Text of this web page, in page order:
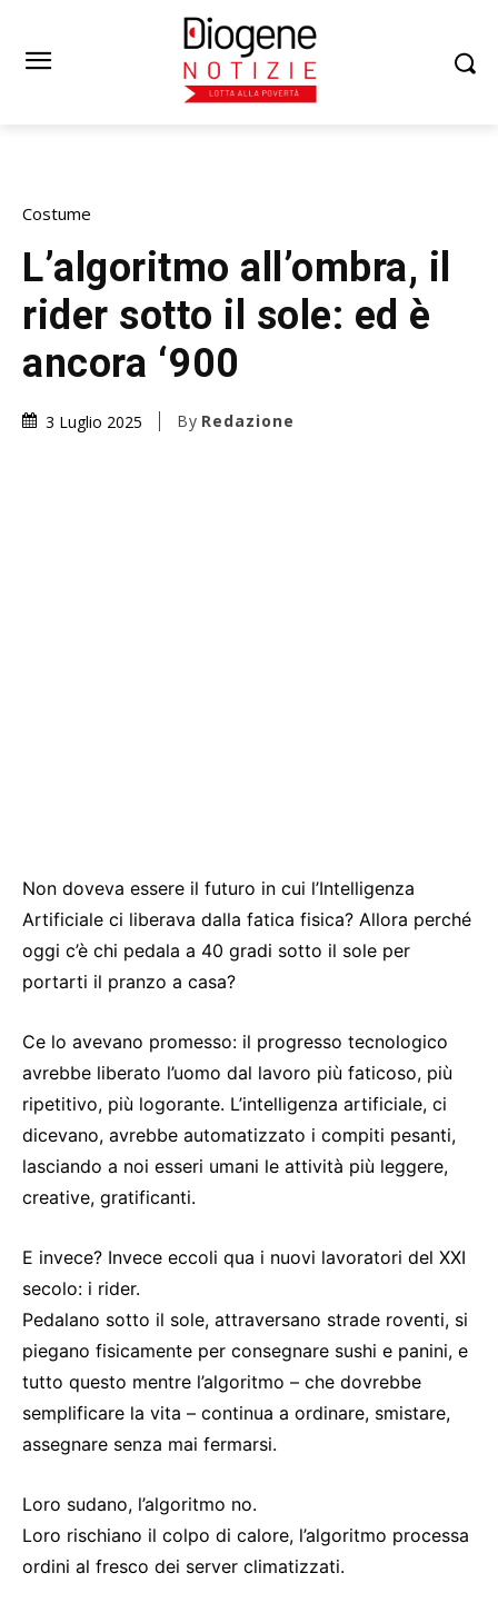
Costume
L’algoritmo all’ombra, il
rider sotto il sole: ed è
ancora ‘900
3 Luglio 2025 By Redazione
Non doveva essere il futuro in cui l’Intelligenza
Artificiale ci liberava dalla fatica fisica? Allora perché
oggi c’è chi pedala a 40 gradi sotto il sole per
portarti il pranzo a casa?
Ce lo avevano promesso: il progresso tecnologico
avrebbe liberato l’uomo dal lavoro più faticoso, più
ripetitivo, più logorante. L’intelligenza artificiale, ci
dicevano, avrebbe automatizzato i compiti pesanti,
lasciando a noi esseri umani le attività più leggere,
creative, gratificanti.
E invece? Invece eccoli qua i nuovi lavoratori del XXI
secolo: i rider.
Pedalano sotto il sole, attraversano strade roventi, si
piegano fisicamente per consegnare sushi e panini, e
tutto questo mentre l’algoritmo – che dovrebbe
semplificare la vita – continua a ordinare, smistare,
assegnare senza mai fermarsi.
Loro sudano, l’algoritmo no.
Loro rischiano il colpo di calore, l’algoritmo processa
ordini al fresco dei server climatizzati.